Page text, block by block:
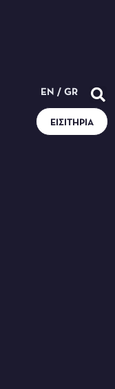
EN / GR
ΕΙΣΙΤΉΡΙΑ